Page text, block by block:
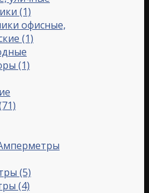
(1)
офисные,
(1)
(1)
(5)
(4)